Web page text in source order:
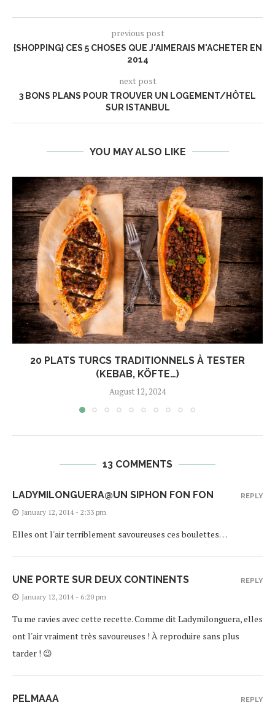
previous post
{SHOPPING} CES 5 CHOSES QUE J'AIMERAIS M'ACHETER EN
2014
next post
3 BONS PLANS POUR TROUVER UN LOGEMENT/HÔTEL
SUR ISTANBUL
YOU MAY ALSO LIKE
20 PLATS TURCS TRADITIONNELS À TESTER
(KEBAB, KÖFTE…)
August 12, 2024
13 COMMENTS
LADYMILONGUERA@UN SIPHON FON FON
January 12, 2014 - 2:33 pm
Elles ont l'air terriblement savoureuses ces boulettes…
REPLY
UNE PORTE SUR DEUX CONTINENTS
January 12, 2014 - 6:20 pm
Tu me ravies avec cette recette. Comme dit Ladymilonguera, elles
ont l'air vraiment très savoureuses ! À reproduire sans plus
tarder ! 😉
REPLY
PELMAAA REPLY